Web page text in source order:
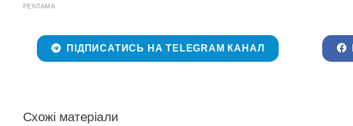
РЕКЛАМА
ПІДПИСАТИСЬ НА TELEGRAM КАНАЛ
Схожі матеріали